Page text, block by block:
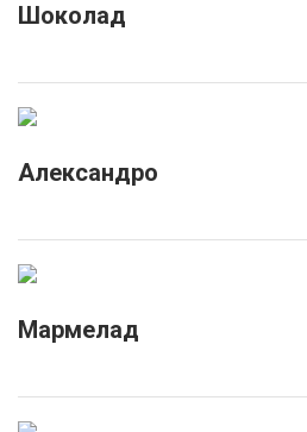
Шоколад
Александро
Мармелад